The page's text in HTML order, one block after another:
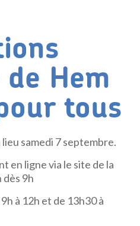
Hem
tous
samedi 7 septembre.
en ligne via le site de la
9h
à 12h et de 13h30 à